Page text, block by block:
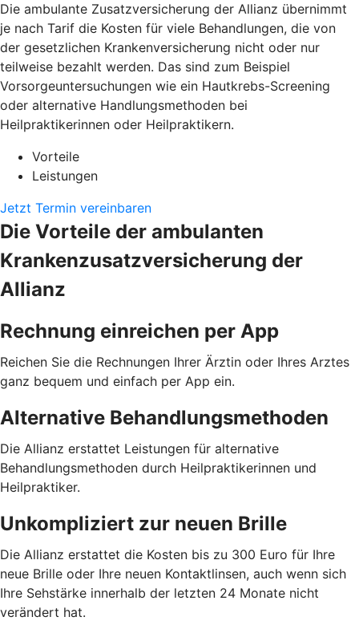
Die ambulante Zusatzversicherung der Allianz übernimmt
je nach Tarif die Kosten für viele Behandlungen, die von
der gesetzlichen Krankenversicherung nicht oder nur
teilweise bezahlt werden. Das sind zum Beispiel
Vorsorgeuntersuchungen wie ein Hautkrebs-Screening
oder alternative Handlungsmethoden bei
Heilpraktikerinnen oder Heilpraktikern.
Vorteile
Leistungen
Jetzt Termin vereinbaren
Die Vorteile der ambulanten
Krankenzusatzversicherung der
Allianz
Rechnung einreichen per App
Reichen Sie die Rechnungen Ihrer Ärztin oder Ihres Arztes
ganz bequem und einfach per App ein.
Alternative Behandlungsmethoden
Die Allianz erstattet Leistungen für alternative
Behandlungsmethoden durch Heilpraktikerinnen und
Heilpraktiker.
Unkompliziert zur neuen Brille
Die Allianz erstattet die Kosten bis zu 300 Euro für Ihre
neue Brille oder Ihre neuen Kontaktlinsen, auch wenn sich
Ihre Sehstärke innerhalb der letzten 24 Monate nicht
verändert hat.